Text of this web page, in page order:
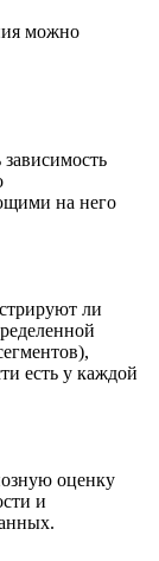
можно
на него
ли
есть у каждой
оценку
и